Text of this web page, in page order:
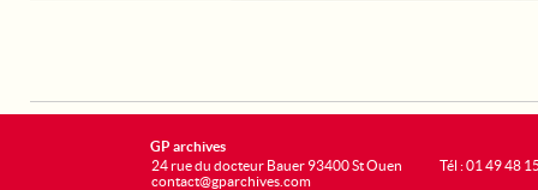
GP archives
24 rue du docteur Bauer 93400 St Ouen
contact@gparchives.com
Tél : 01 49 48